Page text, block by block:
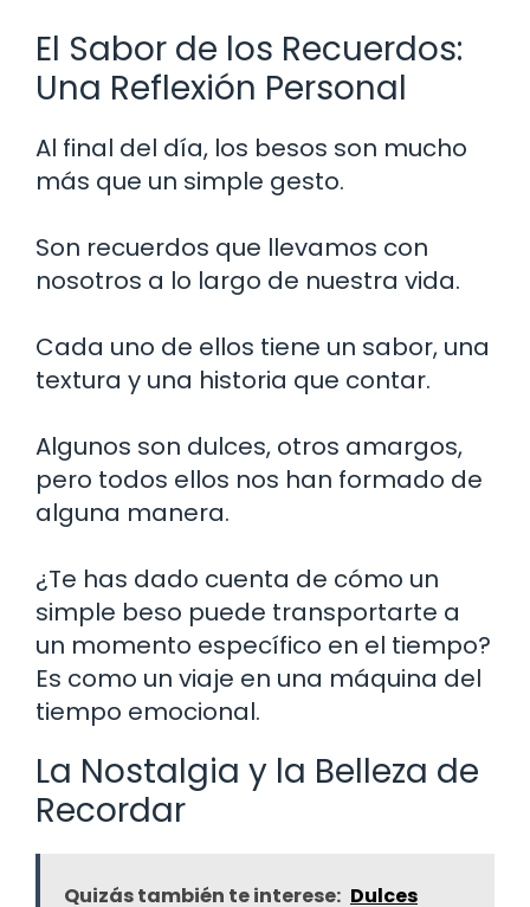
El Sabor de los Recuerdos:
Una Reflexión Personal
Al final del día, los besos son mucho
más que un simple gesto.
Son recuerdos que llevamos con
nosotros a lo largo de nuestra vida.
Cada uno de ellos tiene un sabor, una
textura y una historia que contar.
Algunos son dulces, otros amargos,
pero todos ellos nos han formado de
alguna manera.
¿Te has dado cuenta de cómo un
simple beso puede transportarte a
un momento específico en el tiempo?
Es como un viaje en una máquina del
tiempo emocional.
La Nostalgia y la Belleza de
Recordar
Quizás también te interese: Dulces